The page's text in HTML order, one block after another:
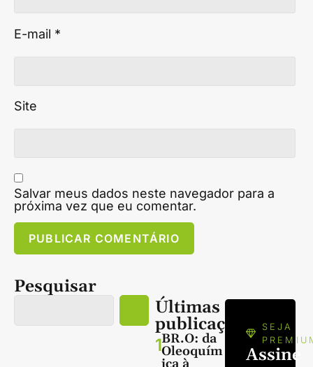
E-mail *
Site
Salvar meus dados neste navegador para a
próxima vez que eu comentar.
Pesquisar
Últimas
publicações
1BR.O: da
Oleoquím
SEJA
Assine